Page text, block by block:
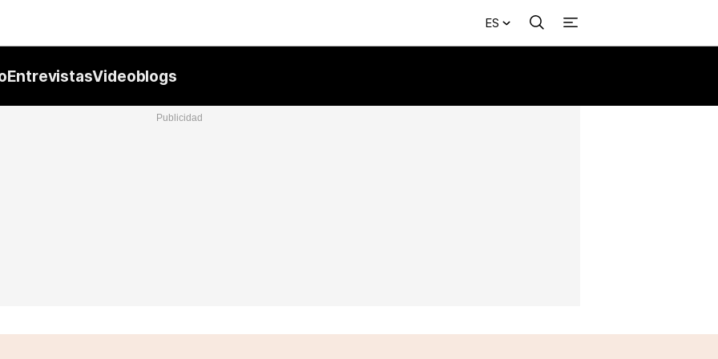
ES Buscar
ElConstitucional
MásQueEstilo
MásQuePartidos
MásQueSucesosJuicioExprés
MUNICIPIOS
EntrevistasVideoblogs